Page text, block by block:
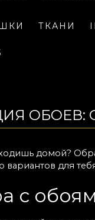
ТКАНИ
домой?
вариантов для
с